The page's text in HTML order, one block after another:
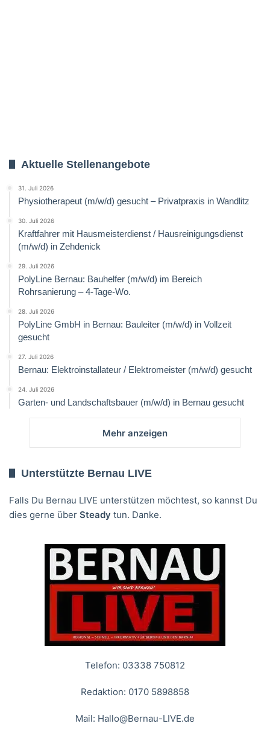
Aktuelle Stellenangebote
31. Juli 2026
Physiotherapeut (m/w/d) gesucht – Privatpraxis in Wandlitz
30. Juli 2026
Kraftfahrer mit Hausmeisterdienst / Hausreinigungsdienst
(m/w/d) in Zehdenick
29. Juli 2026
PolyLine Bernau: Bauhelfer (m/w/d) im Bereich
Rohrsanierung – 4-Tage-Wo.
28. Juli 2026
PolyLine GmbH in Bernau: Bauleiter (m/w/d) in Vollzeit
gesucht
27. Juli 2026
Bernau: Elektroinstallateur / Elektromeister (m/w/d) gesucht
24. Juli 2026
Garten- und Landschaftsbauer (m/w/d) in Bernau gesucht
Mehr anzeigen
Unterstützte Bernau LIVE
Falls Du Bernau LIVE unterstützen möchtest, so kannst Du
dies gerne über Steady tun. Danke.
Telefon: 03338 750812
Redaktion: 0170 5898858
Mail: Hallo@Bernau-LIVE.de